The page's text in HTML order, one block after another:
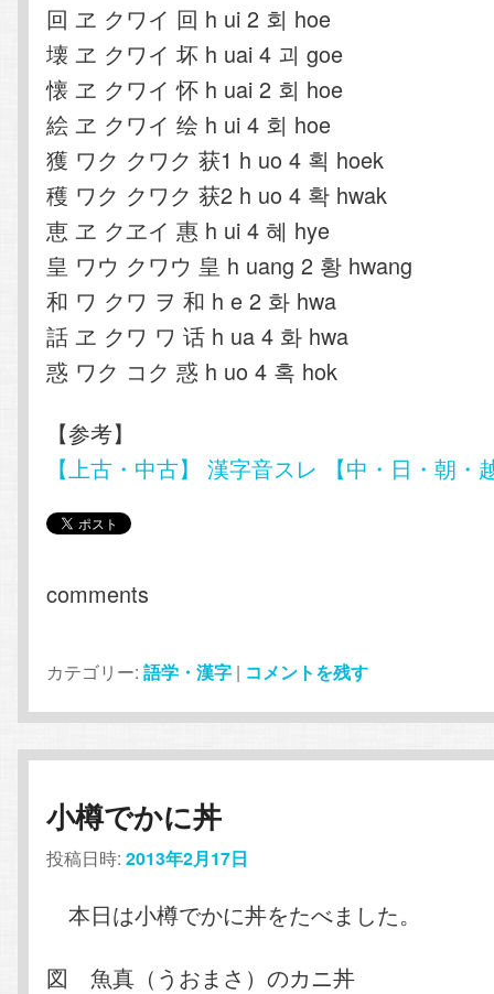
回 ヱ クワイ 回 h ui 2 회 hoe
壊 ヱ クワイ 坏 h uai 4 괴 goe
懐 ヱ クワイ 怀 h uai 2 회 hoe
絵 ヱ クワイ 绘 h ui 4 회 hoe
獲 ワク クワク 获1 h uo 4 획 hoek
穫 ワク クワク 获2 h uo 4 확 hwak
恵 ヱ クヱイ 惠 h ui 4 혜 hye
皇 ワウ クワウ 皇 h uang 2 황 hwang
和 ワ クワ ヲ 和 h e 2 화 hwa
話 ヱ クワ ワ 话 h ua 4 화 hwa
惑 ワク コク 惑 h uo 4 혹 hok
【参考】
【上古・中古】 漢字音スレ 【中・日・朝・
comments
カテゴリー: 語学・漢字 | コメントを残す
小樽でかに丼
投稿日時:2013年2月17日
本日は小樽でかに丼をたべました。
図 魚真（うおまさ）のカニ丼